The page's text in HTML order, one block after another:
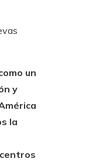
un
y
la